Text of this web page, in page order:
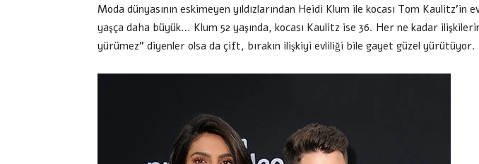
Moda dünyasının eskimeyen yıldızlarından Heidi Klum ile kocası Tom Kaulitz’in
yaşça daha büyük… Klum 52 yaşında, kocası Kaulitz ise 36. Her ne kadar
yürümez” diyenler olsa da çift, bırakın ilişkiyi evliliği bile gayet güzel yürütüyor.